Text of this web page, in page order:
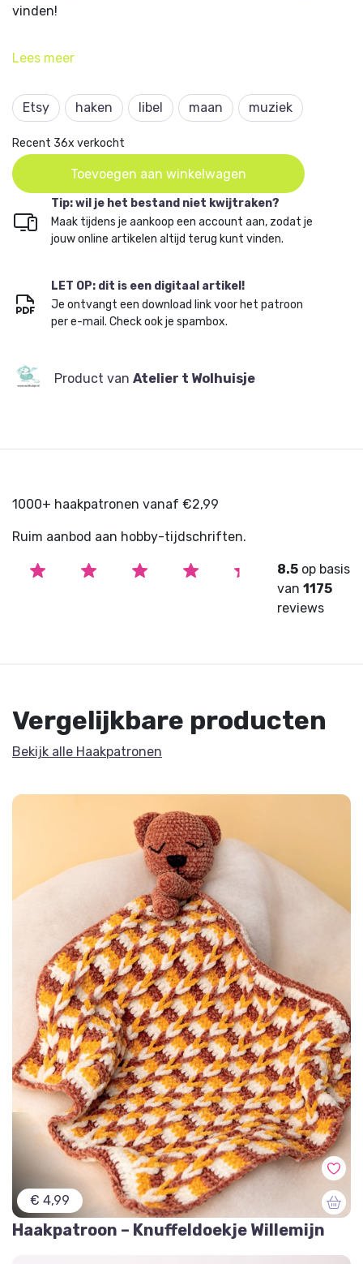
vinden!
ontworpen door
Lees meer
Etsy haken libel maan muziek
Recent 36x verkocht
Toevoegen aan winkelwagen
Tip: wil je het bestand niet kwijtraken?
Maak tijdens je aankoop een account aan, zodat je
jouw online artikelen altijd terug kunt vinden.
LET OP: dit is een digitaal artikel!
Je ontvangt een download link voor het patroon
per e-mail. Check ook je spambox.
Product van Atelier t Wolhuisje
1000+ haakpatronen vanaf €2,99
Ruim aanbod aan hobby-tijdschriften.
8.5 op basis
van1175
reviews
Vergelijkbare producten
Bekijk alle Haakpatronen
€ 4,99
Haakpatroon – Knuffeldoekje Willemijn